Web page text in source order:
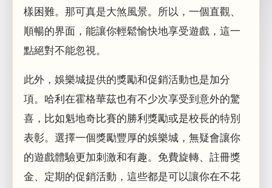
樣困難。那可真是大煞風景。所以，一個直觀、
順暢的界面，能讓你輕鬆愉快地享受遊戲，這一
點絕對不能忽視。
此外，娛樂城提供的獎勵和促銷活動也是加分
項。哈利在霍格華茲也有不少次享受到意外的驚
喜，比如魁地奇比賽的勝利獎勵或是校長的特別
表彰。選擇一個獎勵豐厚的娛樂城，無疑會讓你
的遊戲體驗更加刺激和有趣。免費旋轉、註冊獎
金、定期的促銷活動，這些都是可以讓你在不花